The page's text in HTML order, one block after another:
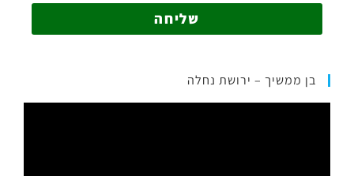
שליחה
בן ממשיך – ירושת נחלה